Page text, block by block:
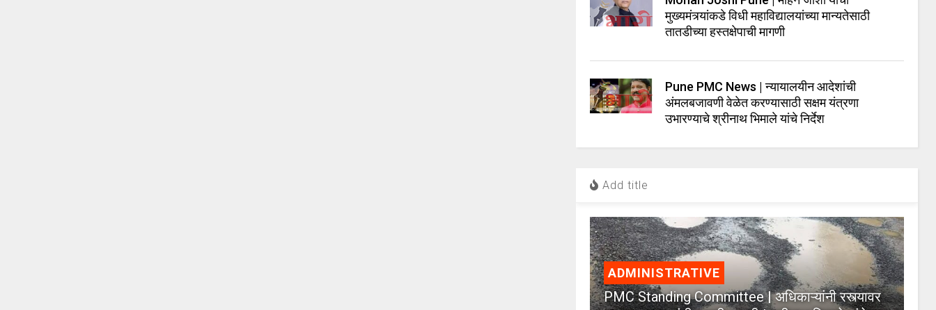
मुख्यमंत्र्यांकडे विधी महाविद्यालयांच्या मान्यतेसाठी
तातडीच्या हस्तक्षेपाची मागणी
Pune PMC News | न्यायालयीन आदेशांची
अंमलबजावणी वेळेत करण्यासाठी सक्षम यंत्रणा
उभारण्याचे श्रीनाथ भिमाले यांचे निर्देश
Add title
ADMINISTRATIVE
PMC Standing Committee | अधिकाऱ्यांनी रस्त्यावर